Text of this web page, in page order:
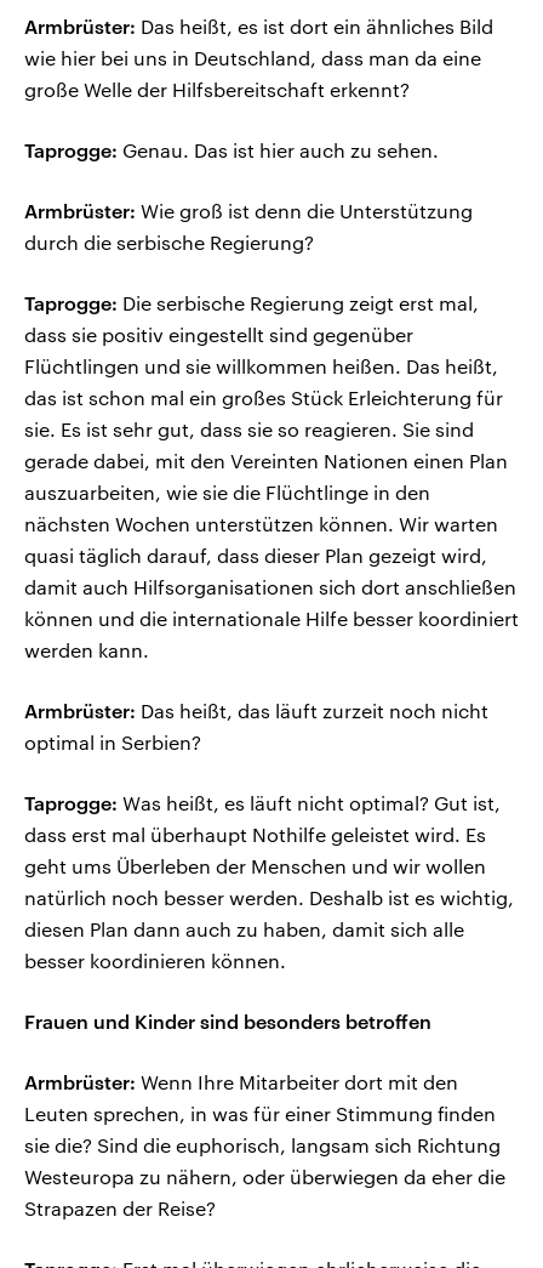
Armbrüster: Das heißt, es ist dort ein ähnliches Bild
wie hier bei uns in Deutschland, dass man da eine
große Welle der Hilfsbereitschaft erkennt?
Taprogge: Genau. Das ist hier auch zu sehen.
Armbrüster: Wie groß ist denn die Unterstützung
durch die serbische Regierung?
Taprogge: Die serbische Regierung zeigt erst mal,
dass sie positiv eingestellt sind gegenüber
Flüchtlingen und sie willkommen heißen. Das heißt,
das ist schon mal ein großes Stück Erleichterung für
sie. Es ist sehr gut, dass sie so reagieren. Sie sind
gerade dabei, mit den Vereinten Nationen einen Plan
auszuarbeiten, wie sie die Flüchtlinge in den
nächsten Wochen unterstützen können. Wir warten
quasi täglich darauf, dass dieser Plan gezeigt wird,
damit auch Hilfsorganisationen sich dort anschließen
können und die internationale Hilfe besser koordiniert
werden kann.
Armbrüster: Das heißt, das läuft zurzeit noch nicht
optimal in Serbien?
Taprogge: Was heißt, es läuft nicht optimal? Gut ist,
dass erst mal überhaupt Nothilfe geleistet wird. Es
geht ums Überleben der Menschen und wir wollen
natürlich noch besser werden. Deshalb ist es wichtig,
diesen Plan dann auch zu haben, damit sich alle
besser koordinieren können.
Frauen und Kinder sind besonders betroffen
Armbrüster: Wenn Ihre Mitarbeiter dort mit den
Leuten sprechen, in was für einer Stimmung finden
sie die? Sind die euphorisch, langsam sich Richtung
Westeuropa zu nähern, oder überwiegen da eher die
Strapazen der Reise?